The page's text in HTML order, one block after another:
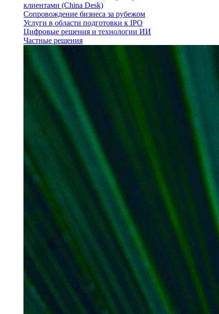
клиентами (China Desk)
Сопровождение бизнеса за рубежом
Услуги в области подготовки к IPO
Цифровые решения и технологии ИИ
Частные решения